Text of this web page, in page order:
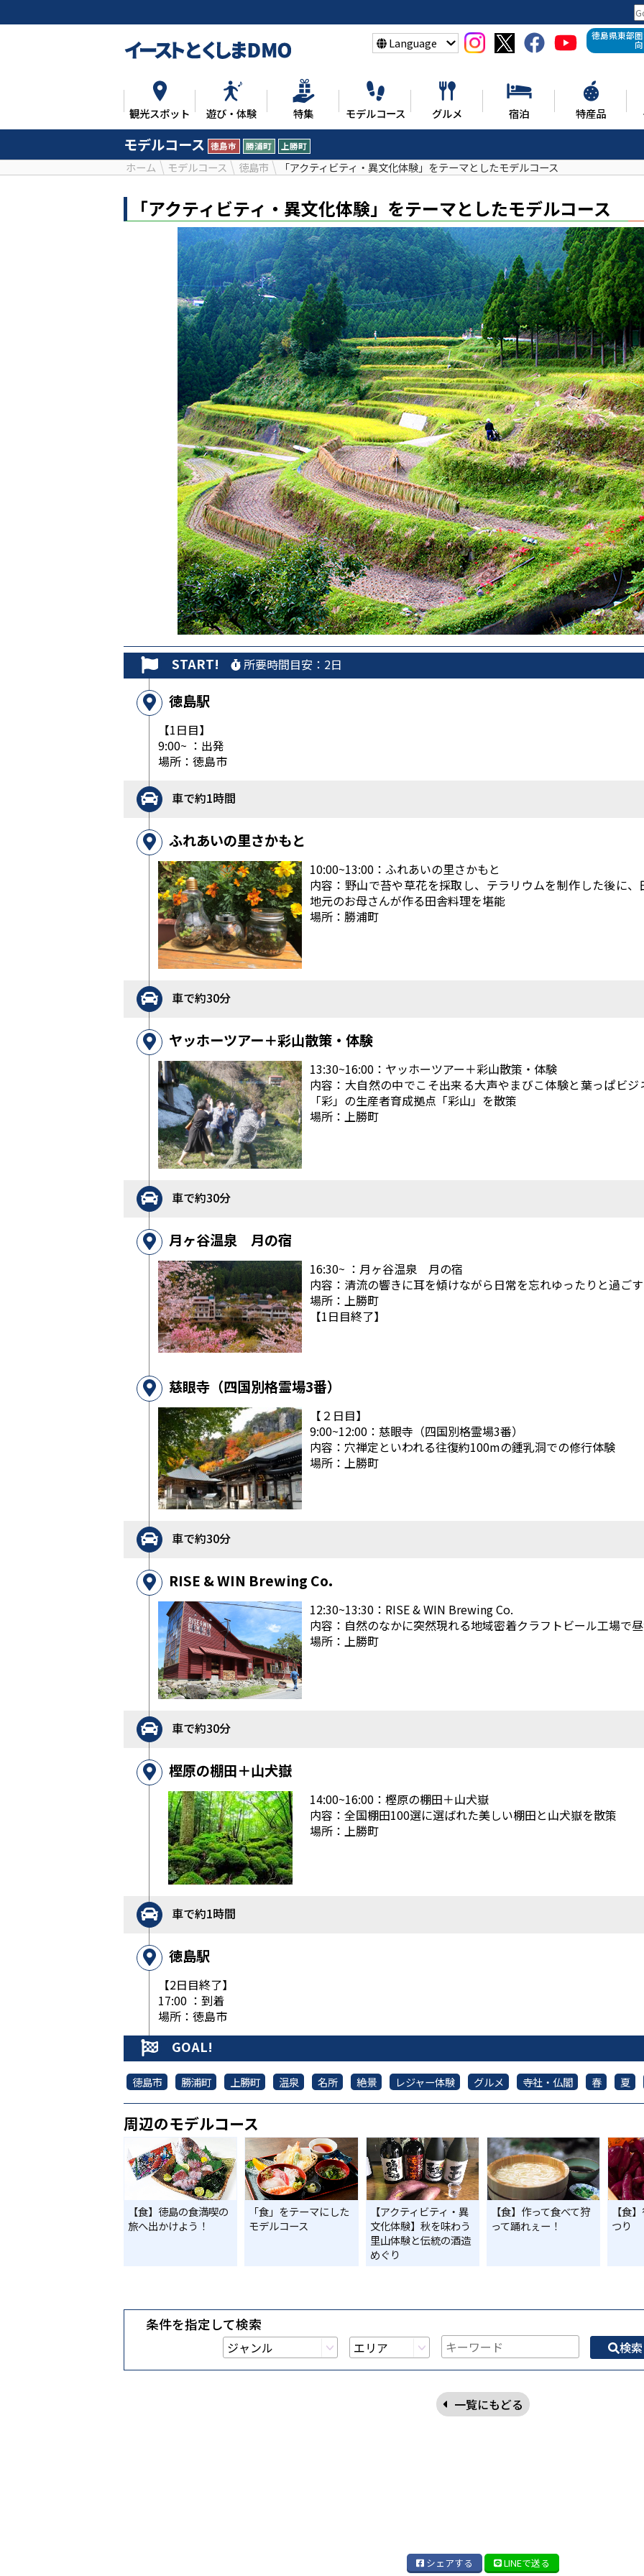
Language
徳島県東部
観光スポット 遊び・体験 特集 モデルコース グルメ 宿泊 特産品
モデルコース 徳島市 勝浦町 上勝町
ホーム モデルコース 徳島市 「アクティビティ・異文化体験」をテーマとしたモデルコース
「アクティビティ・異文化体験」をテーマとしたモデルコース
START! 所要時間目安：2日
徳島駅
【1日目】
9:00~ ：出発
場所：徳島市
車で約1時間
ふれあいの里さかもと
10:00~13:00：ふれあいの里さかもと
内容：野山で苔や草花を採取し、テラリウムを制作した後に、
地元のお母さんが作る田舎料理を堪能
場所：勝浦町
車で約30分
ヤッホーツアー＋彩山散策・体験
13:30~16:00：ヤッホーツアー＋彩山散策・体験
内容：大自然の中でこそ出来る大声やまびこ体験と葉っぱビジ
「彩」の生産者育成拠点「彩山」を散策
場所：上勝町
車で約30分
月ヶ谷温泉 月の宿
16:30~ ：月ヶ谷温泉 月の宿
内容：清流の響きに耳を傾けながら日常を忘れゆったりと過ごす
場所：上勝町
【1日目終了】
慈眼寺（四国別格霊場3番）
【２日目】
9:00~12:00：慈眼寺（四国別格霊場3番）
内容：穴禅定といわれる往復約100mの鍾乳洞での修行体験
場所：上勝町
車で約30分
RISE & WIN Brewing Co.
12:30~13:30：RISE & WIN Brewing Co.
内容：自然のなかに突然現れる地域密着クラフトビール工場で
場所：上勝町
車で約30分
樫原の棚田＋山犬嶽
14:00~16:00：樫原の棚田＋山犬嶽
内容：全国棚田100選に選ばれた美しい棚田と山犬嶽を散策
場所：上勝町
車で約1時間
徳島駅
【2日目終了】
17:00 ：到着
場所：徳島市
GOAL!
徳島市 勝浦町 上勝町 温泉 名所 絶景 レジャー体験 グルメ 寺社・仏閣 春 夏
周辺のモデルコース
【食】徳島の食満喫の
旅へ出かけよう！
「食」をテーマにした
モデルコース
【アクティビティ・異
文化体験】秋を味わう
里山体験と伝統の酒造
めぐり
【食】作って食べて狩
って踊れぇー！
【食
つり
条件を指定して検索
検索
一覧にもどる
シェアする LINEで送る